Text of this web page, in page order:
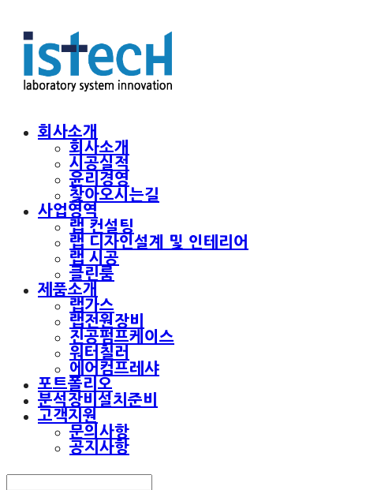
회사소개
회사소개
시공실적
윤리경영
찾아오시는길
사업영역
랩 컨설팅
랩 디자인설계 및 인테리어
랩 시공
클린룸
제품소개
랩가스
랩전원장비
진공펌프케이스
워터칠러
에어컴프레샤
포트폴리오
분석장비설치준비
고객지원
문의사항
공지사항